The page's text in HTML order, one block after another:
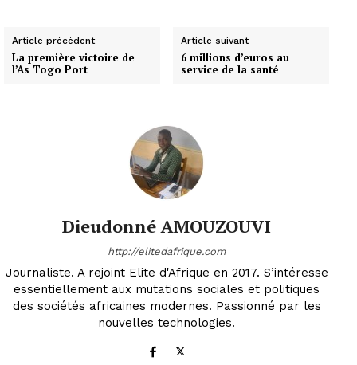
Article précédent
La première victoire de
l’As Togo Port
Article suivant
6 millions d’euros au
service de la santé
Dieudonné AMOUZOUVI
http://elitedafrique.com
Journaliste. A rejoint Elite d'Afrique en 2017. S’intéresse
essentiellement aux mutations sociales et politiques
des sociétés africaines modernes. Passionné par les
nouvelles technologies.